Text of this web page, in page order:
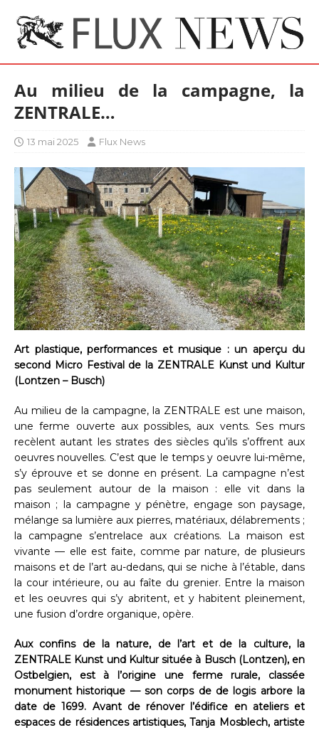
Au milieu de la campagne, la
ZENTRALE…
13 mai 2025 Flux News
Art plastique, performances et musique : un aperçu du
second Micro Festival de la ZENTRALE Kunst und Kultur
(Lontzen – Busch)
Au milieu de la campagne, la ZENTRALE est une maison,
une ferme ouverte aux possibles, aux vents. Ses murs
recèlent autant les strates des siècles qu’ils s’offrent aux
oeuvres nouvelles. C’est que le temps y oeuvre lui-même,
s’y éprouve et se donne en présent. La campagne n’est
pas seulement autour de la maison : elle vit dans la
maison ; la campagne y pénètre, engage son paysage,
mélange sa lumière aux pierres, matériaux, délabrements ;
la campagne s’entrelace aux créations. La maison est
vivante — elle est faite, comme par nature, de plusieurs
maisons et de l’art au-dedans, qui se niche à l’étable, dans
la cour intérieure, ou au faîte du grenier. Entre la maison
et les oeuvres qui s’y abritent, et y habitent pleinement,
une fusion d’ordre organique, opère.
Aux confins de la nature, de l’art et de la culture, la
ZENTRALE Kunst und Kultur située à Busch (Lontzen), en
Ostbelgien, est à l’origine une ferme rurale, classée
monument historique — son corps de de logis arbore la
date de 1699. Avant de rénover l’édifice en ateliers et
espaces de résidences artistiques, Tanja Mosblech, artiste